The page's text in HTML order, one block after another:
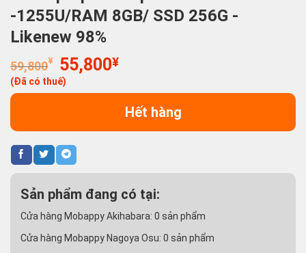
-1255U/RAM 8GB/ SSD 256G -
Likenew 98%
59,800¥
Giá
gốc
là:
55,800¥Giá
tại
là:
55,800¥.
(Đã có thuế)
Hết hàng
Sản phẩm đang có tại:
Cửa hàng Mobappy Akihabara: 0 sản phẩm
Cửa hàng Mobappy Nagoya Osu: 0 sản phẩm